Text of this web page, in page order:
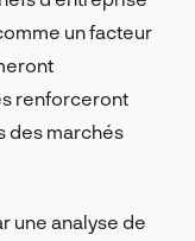
un facteur
renforceront
des marchés
une analyse de